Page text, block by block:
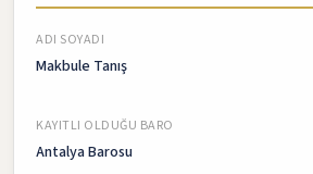
ADI SOYADI
Makbule Tanış
KAYITLI OLDUĞU BARO
Antalya Barosu